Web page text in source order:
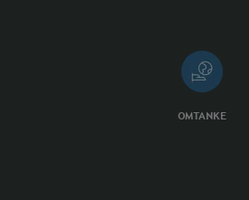
OMTANKE